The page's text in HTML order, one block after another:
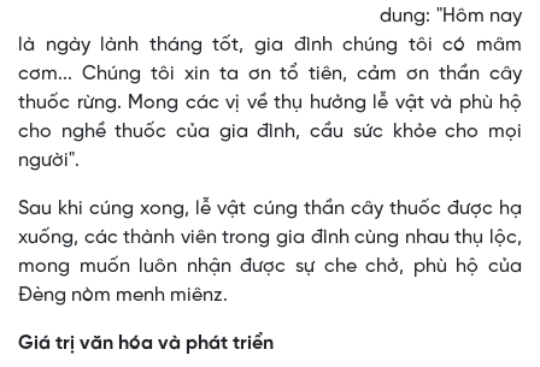
dung: "Hôm nay
là ngày lành tháng tốt, gia đình chúng tôi có mâm
cơm... Chúng tôi xin ta ơn tổ tiên, cảm ơn thần cây
thuốc rừng. Mong các vị về thụ hưởng lễ vật và phù hộ
cho nghề thuốc của gia đình, cầu sức khỏe cho mọi
người".
Sau khi cúng xong, lễ vật cúng thần cây thuốc được hạ
xuống, các thành viên trong gia đình cùng nhau thụ lộc,
mong muốn luôn nhận được sự che chở, phù hộ của
Đèng nòm menh miênz.
Giá trị văn hóa và phát triển